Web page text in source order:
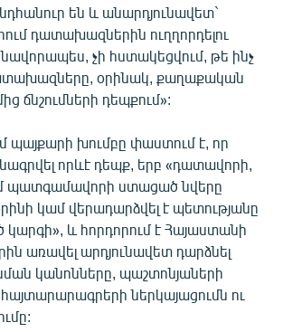
են և անարդյունավետ`
դատախազներին ուղղորդելու
չի հստակեցվում, թե ինչ
օրինակ, քաղաքական
ճնշումների դեպքում»:
պայքարի խումբը փաստում է, որ
որևէ դեպք, երբ «դատավորի,
ստացած նվերը
կամ վերադարձվել է պետությանը
և հորդորում է Հայաստանի
առավել արդյունավետ դարձնել
կանոնները, պաշտոնյաների
ներկայացումն ու